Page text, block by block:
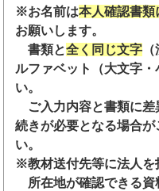
※お名前は本人確認書類
お願いします。
書類と全く同じ文字
ルファベット（大文字
い。
ご入力内容と書類に差
続きが必要となる場合
い。
※教材送付先等に法人を
所在地が確認できる資